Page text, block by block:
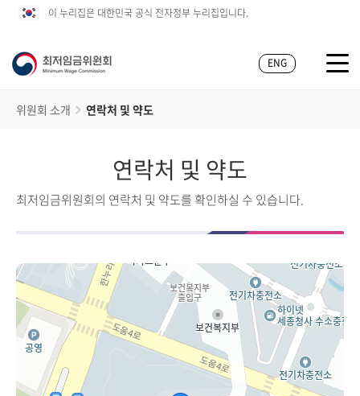
이 누리집은 대한민국 공식 전자정부 누리집입니다.
ENG
위원회 소개 연락처 및 약도
연락처 및 약도
최저임금위원회의 연락처 및 약도를 확인하실 수 있습니다.